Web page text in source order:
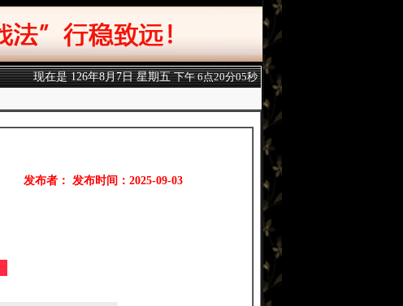
现在是126年8月7日 星期五下午 6点20分07秒
发布者： 发布时间：2025-09-03